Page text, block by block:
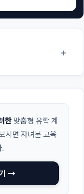
+
한 맞춤형 유학 계
시면 자녀분 교육
.
→